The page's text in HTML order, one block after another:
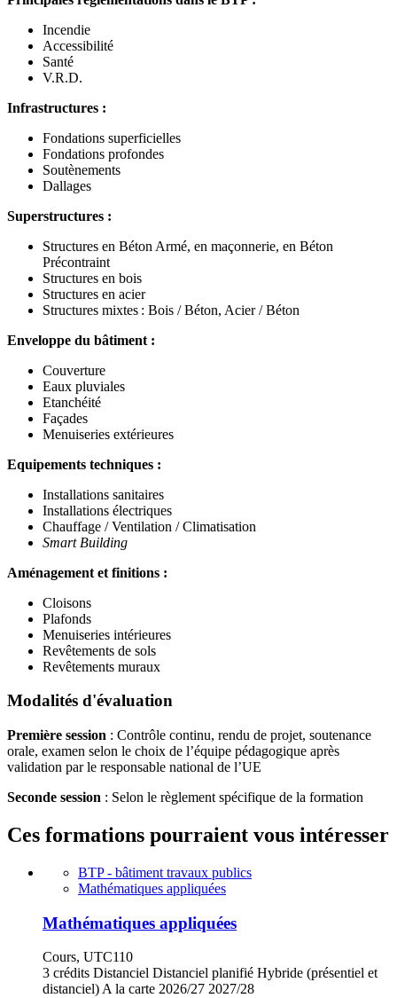
Incendie
Accessibilité
Santé
V.R.D.
Infrastructures :
Fondations superficielles
Fondations profondes
Soutènements
Dallages
Superstructures :
Structures en Béton Armé, en maçonnerie, en Béton
Précontraint
Structures en bois
Structures en acier
Structures mixtes : Bois / Béton, Acier / Béton
Enveloppe du bâtiment :
Couverture
Eaux pluviales
Etanchéité
Façades
Menuiseries extérieures
Equipements techniques :
Installations sanitaires
Installations électriques
Chauffage / Ventilation / Climatisation
Smart Building
Aménagement et finitions :
Cloisons
Plafonds
Menuiseries intérieures
Revêtements de sols
Revêtements muraux
Modalités d'évaluation
Première session : Contrôle continu, rendu de projet, soutenance
orale, examen selon le choix de l’équipe pédagogique après
validation par le responsable national de l’UE
Seconde session : Selon le règlement spécifique de la formation
Ces formations pourraient vous intéresser
BTP - bâtiment travaux publics
Mathématiques appliquées
Mathématiques appliquées
Cours, UTC110
3 crédits Distanciel Distanciel planifié Hybride (présentiel et
distanciel) A la carte 2026/27 2027/28